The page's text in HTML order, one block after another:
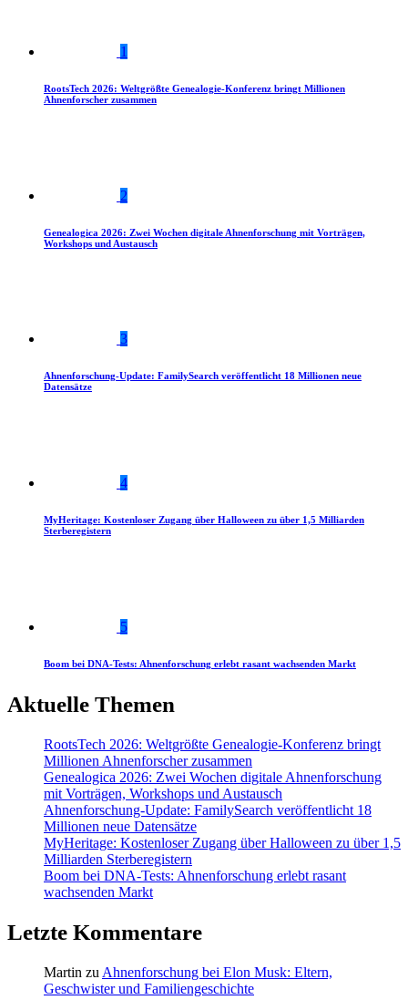
1
RootsTech 2026: Weltgrößte Genealogie-Konferenz bringt Millionen
Ahnenforscher zusammen
2
Genealogica 2026: Zwei Wochen digitale Ahnenforschung mit Vorträgen,
Workshops und Austausch
3
Ahnenforschung-Update: FamilySearch veröffentlicht 18 Millionen neue
Datensätze
4
MyHeritage: Kostenloser Zugang über Halloween zu über 1,5 Milliarden
Sterberegistern
5
Boom bei DNA-Tests: Ahnenforschung erlebt rasant wachsenden Markt
Aktuelle Themen
RootsTech 2026: Weltgrößte Genealogie-Konferenz bringt
Millionen Ahnenforscher zusammen
Genealogica 2026: Zwei Wochen digitale Ahnenforschung
mit Vorträgen, Workshops und Austausch
Ahnenforschung-Update: FamilySearch veröffentlicht 18
Millionen neue Datensätze
MyHeritage: Kostenloser Zugang über Halloween zu über 1,5
Milliarden Sterberegistern
Boom bei DNA-Tests: Ahnenforschung erlebt rasant
wachsenden Markt
Letzte Kommentare
Martin zu Ahnenforschung bei Elon Musk: Eltern,
Geschwister und Familiengeschichte